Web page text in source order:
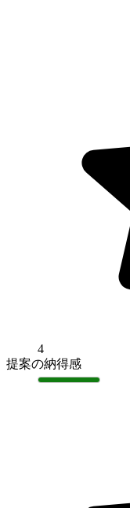
4
提案の納得感